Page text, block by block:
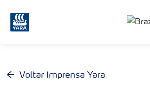
Voltar Imprensa Yara